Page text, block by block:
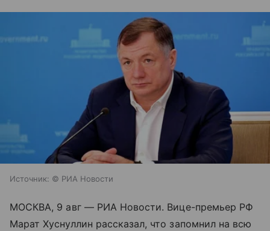
Источник: © РИА Новости
МОСКВА, 9 авг — РИА Новости. Вице-премьер РФ
Марат Хуснуллин рассказал, что запомнил на всю